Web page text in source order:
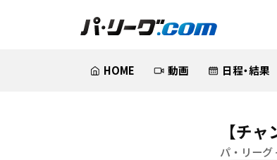
HOME 動画 日程・結果
【チ
パ・リーグ